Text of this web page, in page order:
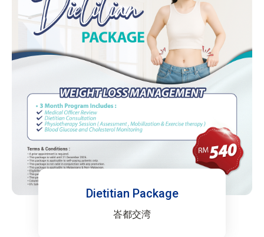
Dietitian Package
峇都交湾